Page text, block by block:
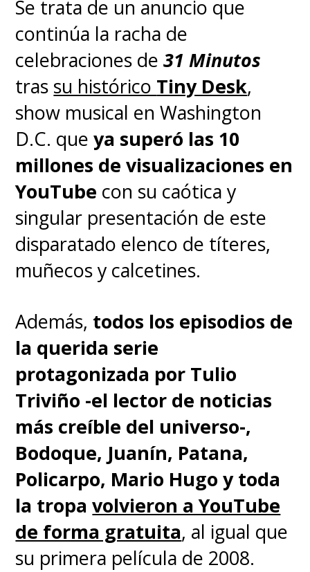
Se trata de un anuncio que
continúa la racha de
celebraciones de31 Minutos
tras su histórico Tiny Desk,
show musical en Washington
D.C. queya superó las 10
millones de visualizaciones en
YouTube con su caótica y
singular presentación de este
disparatado elenco de títeres,
muñecos y calcetines.
Además, todos los episodios de
la querida serie
protagonizada por Tulio
Triviño -el lector de noticias
más creíble del universo-,
Bodoque, Juanín, Patana,
Policarpo, Mario Hugo y toda
la tropa volvieron a YouTube
de forma gratuita, al igual que
su primera película de 2008.